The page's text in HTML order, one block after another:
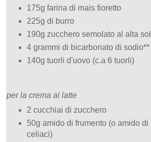
175g farina di mais fioretto
225g di burro
190g zucchero semolato al alta
4 grammi di bicarbonato di sodio**
140g tuorli d'uovo (c.a 6 tuorli)
per la crema al latte
2 cucchiai di zucchero
50g amido di frumento (o amido di
celiaci)